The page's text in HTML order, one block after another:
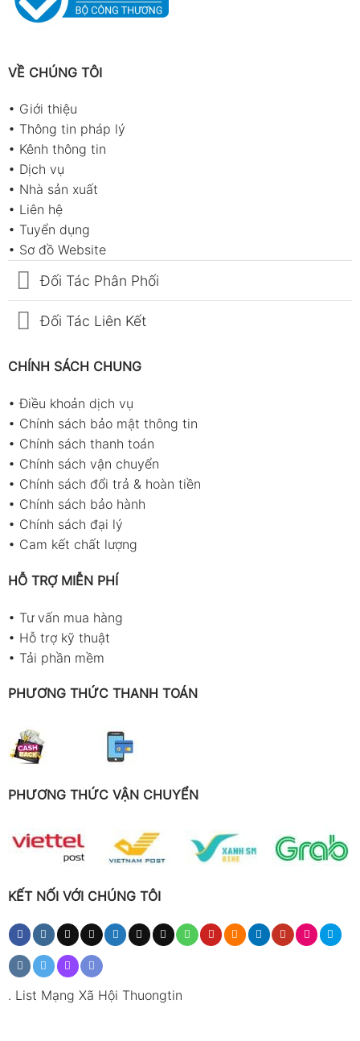
VỀ CHÚNG TÔI
• Giới thiệu
• Thông tin pháp lý
• Kênh thông tin
• Dịch vụ
• Nhà sản xuất
• Liên hệ
• Tuyển dụng
• Sơ đồ Website
Đối Tác Phân Phối
Đối Tác Liên Kết
CHÍNH SÁCH CHUNG
•Điều khoản dịch vụ
• Chính sách bảo mật thông tin
• Chính sách thanh toán
• Chính sách vận chuyển
• Chính sách đổi trả & hoàn tiền
• Chính sách bảo hành
• Chính sách đại lý
• Cam kết chất lượng
HỖ TRỢ MIỄN PHÍ
• Tư vấn mua hàng
• Hỗ trợ kỹ thuật
• Tải phần mềm
PHƯƠNG THỨC THANH TOÁN
PHƯƠNG THỨC VẬN CHUYỂN
KẾT NỐI VỚI CHÚNG TÔI
. List Mạng Xã Hội Thuongtin